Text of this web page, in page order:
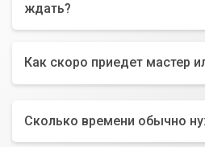
ждать?
Как скоро приедет мастер
Сколько времени обычно